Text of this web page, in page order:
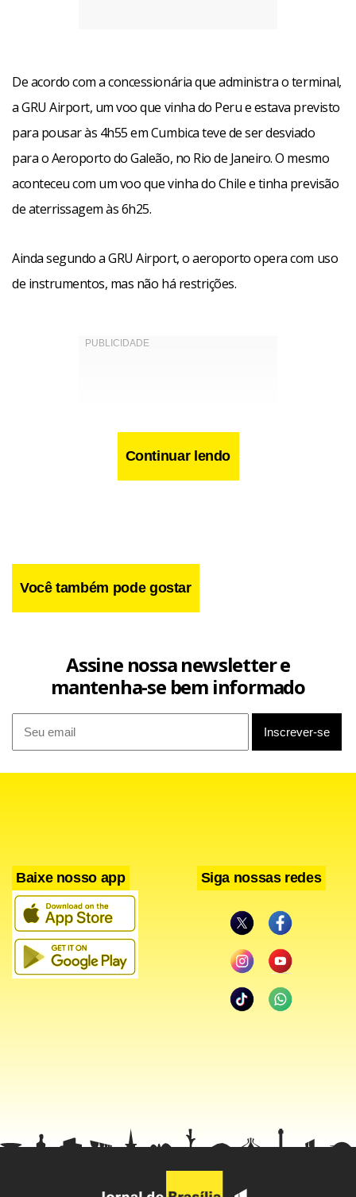
De acordo com a concessionária que administra o terminal,
a GRU Airport, um voo que vinha do Peru e estava previsto
para pousar às 4h55 em Cumbica teve de ser desviado
para o Aeroporto do Galeão, no Rio de Janeiro. O mesmo
aconteceu com um voo que vinha do Chile e tinha previsão
de aterrissagem às 6h25.
Ainda segundo a GRU Airport, o aeroporto opera com uso
de instrumentos, mas não há restrições.
Continuar lendo
Você também pode gostar
Assine nossa newsletter e
mantenha-se bem informado
Baixe nosso app Siga nossas redes